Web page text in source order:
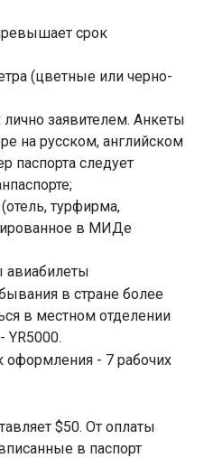
срок
(цветные или черно-
заявителем. Анкеты
на русском, английском
паспорта следует
турфирма,
в МИДе
авиабилеты
в стране более
в местном отделении
YR5000.
- 7 рабочих
$50. От оплаты
в паспорт